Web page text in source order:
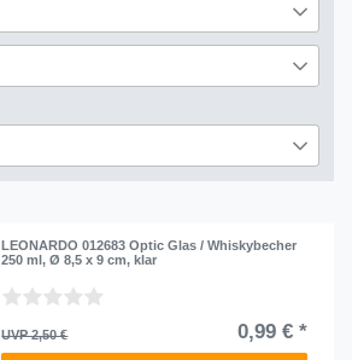
€
LEONARDO 012683 Optic Glas / Whiskybecher
250 ml, Ø 8,5 x 9 cm, klar
UVP 2,50 € 0,99 € *